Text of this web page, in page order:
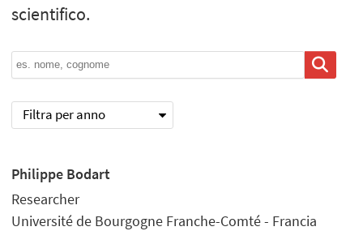
scientifico.
Filtra per anno
Philippe Bodart
Researcher
Université de Bourgogne Franche-Comté - Francia